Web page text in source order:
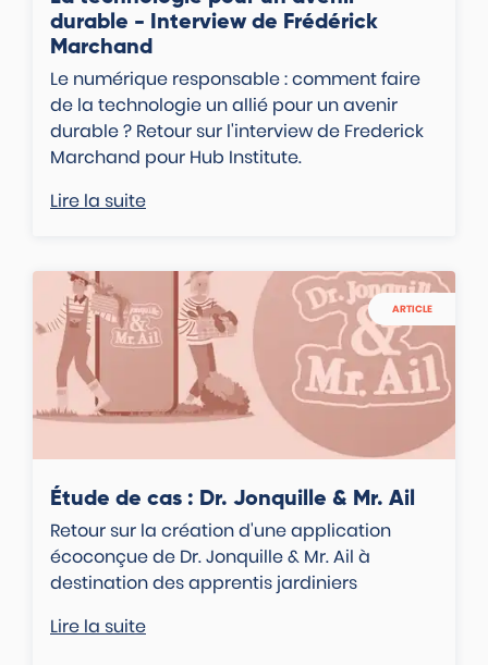
durable - Interview de Frédérick
Marchand
Le numérique responsable : comment faire
de la technologie un allié pour un avenir
durable ? Retour sur l'interview de Frederick
Marchand pour Hub Institute.
Lire la suite
ARTICLE
Étude de cas : Dr. Jonquille & Mr. Ail
Retour sur la création d'une application
écoconçue de Dr. Jonquille & Mr. Ail à
destination des apprentis jardiniers
Lire la suite